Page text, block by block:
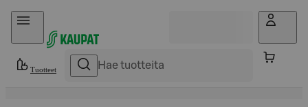
Hyppää sisältöön
Tuotteet